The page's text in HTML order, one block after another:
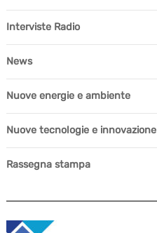
Interviste Radio
News
Nuove energie e ambiente
Nuove tecnologie e innovazione
Rassegna stampa